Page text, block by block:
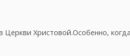
Христовой.Особенно,